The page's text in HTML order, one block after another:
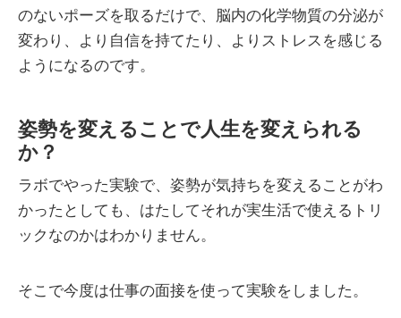
のないポーズを取るだけで、脳内の化学物質の分泌が
変わり、より自信を持てたり、よりストレスを感じる
ようになるのです。
姿勢を変えることで人生を変えられる
か？
ラボでやった実験で、姿勢が気持ちを変えることがわ
かったとしても、はたしてそれが実生活で使えるトリ
ックなのかはわかりません。
そこで今度は仕事の面接を使って実験をしました。